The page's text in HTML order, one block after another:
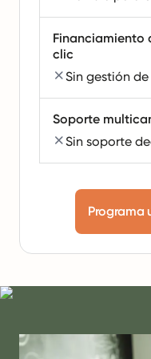
Financiamiento
clic
Sin gestión
Soporte
Sin soporte
Programa